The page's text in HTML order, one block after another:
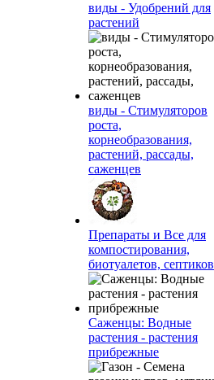
виды - Удобрений для
растений
виды - Стимуляторов
роста,
корнеобразования,
растений, рассады,
саженцев
Препараты и Все для
компостирования,
биотуалетов, септиков
Саженцы: Водные
растения - растения
прибрежные